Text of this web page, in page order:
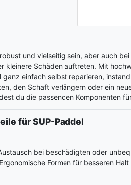
und vielseitig sein, aber auch
kleinere Schäden auftreten. Mit
ganz einfach selbst reparieren,
den Schaft verlängern oder ein
du die passenden Komponenten
für SUP-Paddel
bei beschädigten oder
Ergonomische Formen für besseren